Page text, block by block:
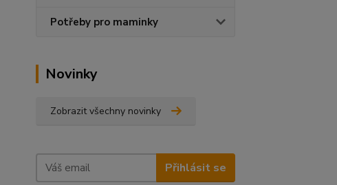
Potřeby pro maminky
Novinky
Zobrazit všechny novinky
Přihlásit se